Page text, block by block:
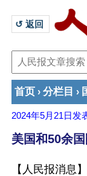
↺ 返回
首页 › 分栏目 ›
2024年5月21日 发
美国和50余
【人民报消息